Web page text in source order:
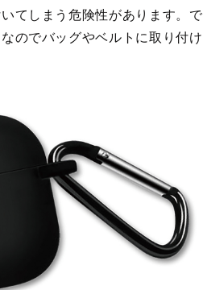
てしまう危険性があります。で
のでバッグやベルトに取り付け